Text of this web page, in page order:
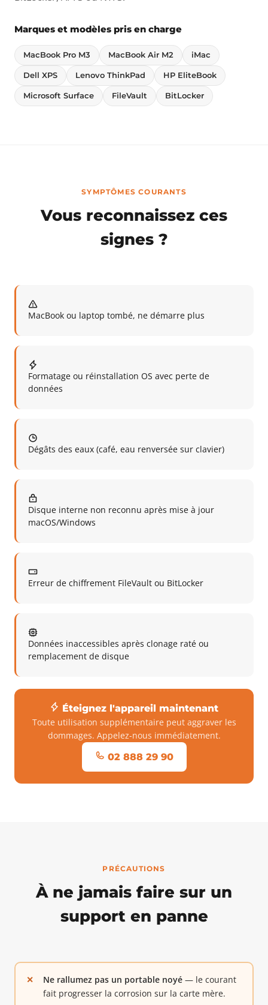
Marques et modèles pris en charge
MacBook Pro M3 MacBook Air M2 iMac
Dell XPS Lenovo ThinkPad HP EliteBook
Microsoft Surface FileVault BitLocker
SYMPTÔMES COURANTS
Vous reconnaissez ces
signes ?
MacBook ou laptop tombé, ne démarre plus
Formatage ou réinstallation OS avec perte de
données
Dégâts des eaux (café, eau renversée sur clavier)
Disque interne non reconnu après mise à jour
macOS/Windows
Erreur de chiffrement FileVault ou BitLocker
Données inaccessibles après clonage raté ou
remplacement de disque
Éteignez l'appareil maintenant
Toute utilisation supplémentaire peut aggraver les
dommages. Appelez-nous immédiatement.
02 888 29 90
PRÉCAUTIONS
À ne jamais faire sur un
support en panne
Ne rallumez pas un portable noyé— le courant
fait progresser la corrosion sur la carte mère.